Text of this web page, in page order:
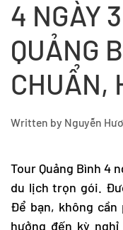
4 NGÀY
QUẢNG
CHUẨN,
Written by Nguyễn
Tour Quảng Bình 4
du lịch trọn gói.
Để bạn, không cần
hưởng đến kỳ